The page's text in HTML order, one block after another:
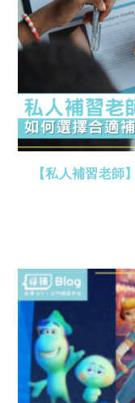
【私人補習老師